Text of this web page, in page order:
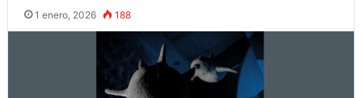
1 enero, 2026 188